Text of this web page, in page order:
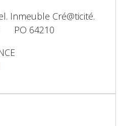
Inmeuble Cré@ticité.
PO 64210